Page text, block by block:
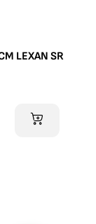
LEXAN SR
AJOUTER AU